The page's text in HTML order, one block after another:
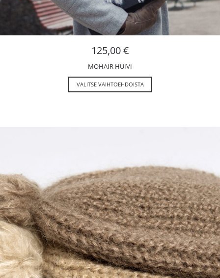
125,00€
MOHAIR HUIVI
VALITSE VAIHTOEHDOISTA